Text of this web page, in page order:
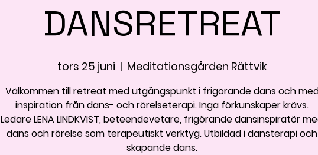
DANSRETREAT
tors 25 juni
  |
Meditationsgården Rättvik
Välkommen till retreat med utgångspunkt i frigörande dans och
inspiration från dans- och rörelseterapi. Inga förkunskaper krävs.
Ledare LENA LINDKVIST, beteendevetare, frigörande dansinspiratör
dans och rörelse som terapeutiskt verktyg. Utbildad i dansterapi och
skapande dans.